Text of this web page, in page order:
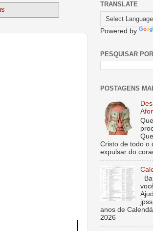
TRANSLATE
Powered by
PESQUISAR
POSTAGENS
Cristo de todo o
expulsar do
anos de
2026